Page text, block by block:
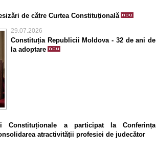
de către Curtea Constituțională
29.07.2026
Constituția Republicii Moldova - 32 de ani de
la adoptare
Constituționale a participat la Conferința
atractivității profesiei de judecător